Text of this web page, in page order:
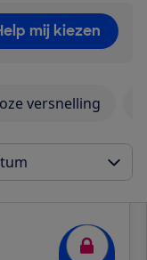
mij kiezen
versnelling